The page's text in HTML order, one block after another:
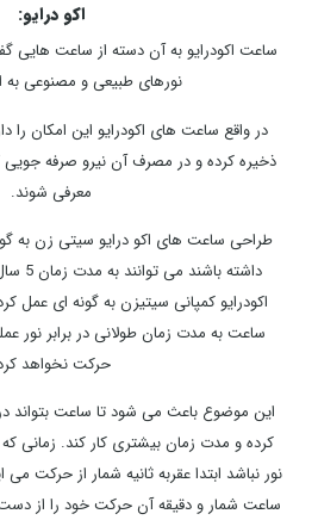
اکو درایو:
ساعت اکودرایو به آن دسته از ساعت هایی
نورهای طبیعی و مصنوعی به
در واقع ساعت های اکودرایو این امکان را
ذخیره کرده و در مصرف آن نیرو صرفه جویی
معرفی شوند.
طراحی ساعت های اکو درایو سیتی زن به
اکودرایو کمپانی سیتیزن به گونه ای عمل
ساعت به مدت زمان طولانی در برابر نور
حرکت نخواهد
این موضوع باعث می شود تا ساعت بتواند
کرده و مدت زمان بیشتری کار کند. زمانی
نور نباشد ابتدا عقربه ثانیه شمار از حرکت
ساعت شمار و دقیقه آن حرکت خود را از